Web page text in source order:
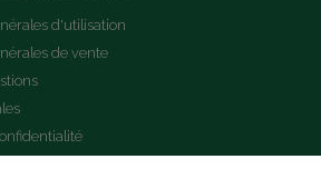
d'utilisation
de vente